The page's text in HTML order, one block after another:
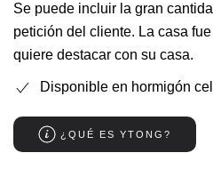
Se puede incluir la gran
petición del cliente. La casa
quiere destacar con su casa.
Disponible en hormigón
¿QUÉ ES YTONG?